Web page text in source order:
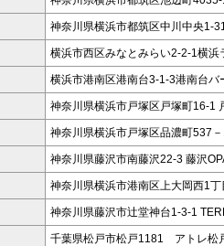
神奈川県横浜市都筑区中川中央1-
横浜市西区みなとみらい2-2-1横浜
横浜市港南区港南台3-1-3港南台バ
神奈川県横浜市戸塚区戸塚町16-1
神奈川県横浜市戸塚区品濃町537
神奈川県藤沢市南藤沢22-3 藤沢
神奈川県横浜市港南区上大岡西1
神奈川県藤沢市辻堂神台1-3-1
千葉県松戸市松戸1181 アトレ松